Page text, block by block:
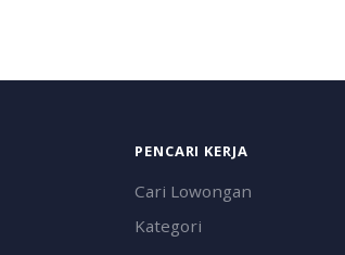
PENCARI KERJA
Cari Lowongan
Kategori